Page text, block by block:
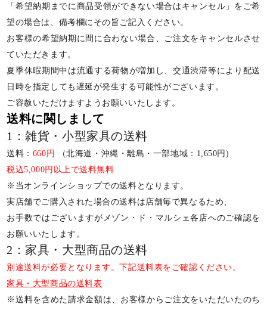
「希望納期までに商品受領ができない場合はキャンセル」をご希
望の場合は、備考欄にその旨ご記入ください。
お客様の希望納期に間に合わない場合、ご注文をキャンセルさせ
ていただきます。
夏季休暇期間中は流通する荷物が増加し、交通渋滞等により配送
日時を指定しても遅延が発生する可能性がございます。
ご容赦いただけますようお願いいたします。
送料に関しまして
1：雑貨・小型家具の送料
送料： 660円
（北海道・沖縄・離島・一部地域：1,650円)
税込5,000円以上で送料無料
※当オンラインショップでの送料となります。
実店舗でご購入された場合の送料は店舗毎で異なるため、
お手数ではございますがメゾン・ド・マルシェ各店へのご確認を
お願いいたします。
2：家具・大型商品の送料
別途送料が必要となります。下記送料表をご確認ください。
家具・大型商品の送料表
※送料を含めた請求金額は、お客様からご注文をいただいたのち